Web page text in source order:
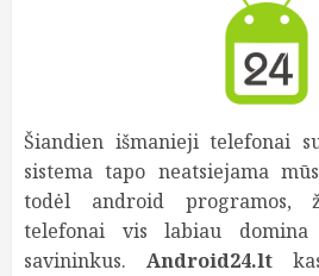
Šiandien išmanieji telefonai
sistema tapo neatsiejama
todėl android programos,
telefonai vis labiau domina
savininkus. Android24.lt